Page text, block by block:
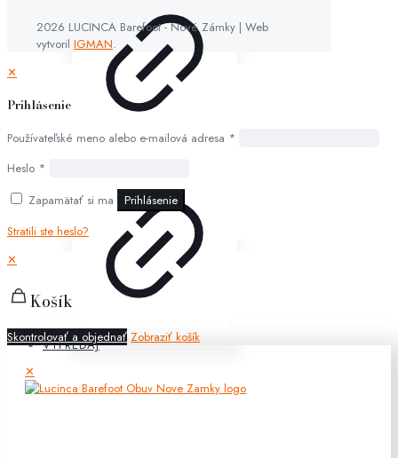
VÝPREDAJ
2026 LUCINCA Barefoot - Nové Zámky | Web
vytvoril IGMAN.
✕
Prihlásenie
Používateľské meno alebo e-mailová adresa *
Heslo *
Zapamätať si ma
Prihlásenie
Stratili ste heslo?
✕
Košík
Skontrolovať a objednať Zobraziť košík
✕